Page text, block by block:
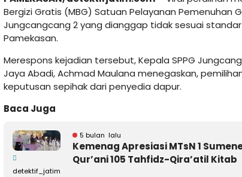
Bergizi Gratis (MBG) Satuan Pelayanan Pemenuhan
Jungcangcang 2 yang dianggap tidak sesuai standar
Pamekasan.
Merespons kejadian tersebut, Kepala SPPG
Jaya Abadi, Achmad Maulana menegaskan,
keputusan sepihak dari penyedia dapur.
Baca Juga
5 bulan lalu
Kemenag Apresiasi MTsN 1
Qur’ani 105 Tahfidz-Qira’atil Kitab
detektif_jatim